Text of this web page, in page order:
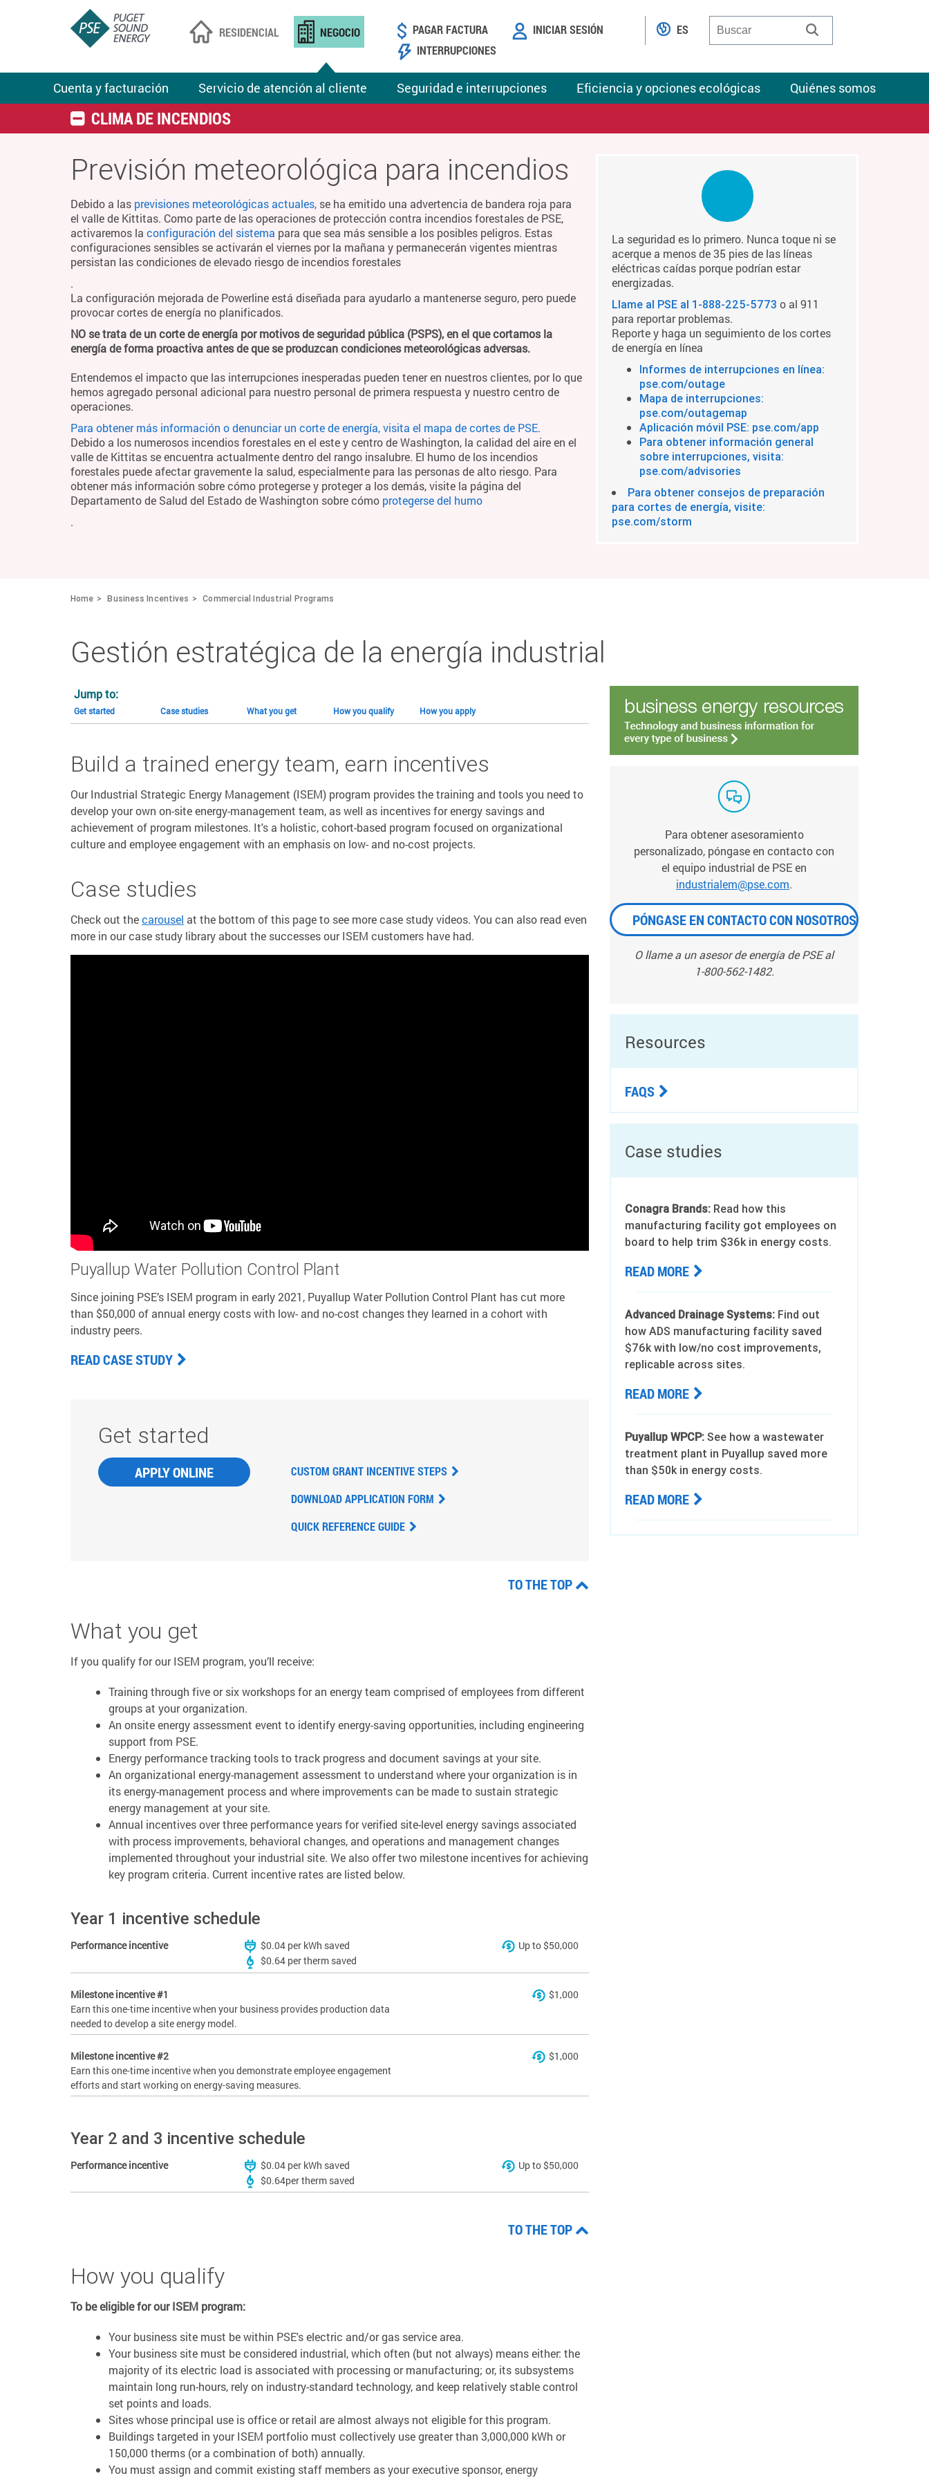
RESIDENCIAL NEGOCIO
Cuenta y facturación Servicio de atención al cliente Seguridad e interrupciones Eficiencia y opciones ecológicas Quiénes somos
PAGAR FACTURA
INICIAR SESIÓN
INTERRUPCIONES
ES
CLIMA DE INCENDIOS
Previsión meteorológica para incendios
Debido a las previsiones meteorológicas actuales, se ha emitido una advertencia de bandera roja para
el valle de Kittitas. Como parte de las operaciones de protección contra incendios forestales de PSE,
activaremos la configuración del sistema para que sea más sensible a los posibles peligros. Estas
configuraciones sensibles se activarán el viernes por la mañana y permanecerán vigentes mientras
persistan las condiciones de elevado riesgo de incendios forestales
.
La configuración mejorada de Powerline está diseñada para ayudarlo a mantenerse seguro, pero puede
provocar cortes de energía no planificados.
NO se trata de un corte de energía por motivos de seguridad pública (PSPS), en el que cortamos la
energía de forma proactiva antes de que se produzcan condiciones meteorológicas adversas.
Entendemos el impacto que las interrupciones inesperadas pueden tener en nuestros clientes, por lo que
hemos agregado personal adicional para nuestro personal de primera respuesta y nuestro centro de
operaciones.
Para obtener más información o denunciar un corte de energía, visita el mapa de cortes de PSE.
Debido a los numerosos incendios forestales en el este y centro de Washington, la calidad del aire en el
valle de Kittitas se encuentra actualmente dentro del rango insalubre. El humo de los incendios
forestales puede afectar gravemente la salud, especialmente para las personas de alto riesgo. Para
obtener más información sobre cómo protegerse y proteger a los demás, visite la página del
Departamento de Salud del Estado de Washington sobre cómo protegerse del humo
.
La seguridad es lo primero. Nunca toque ni se
acerque a menos de 35 pies de las líneas
eléctricas caídas porque podrían estar
energizadas.
Llame al PSE al 1-888-225-5773 o al 911
para reportar problemas.
Reporte y haga un seguimiento de los cortes
de energía en línea
Informes de interrupciones en línea:
pse.com/outage
Mapa de interrupciones:
pse.com/outagemap
Aplicación móvil PSE: pse.com/app
Para obtener información general
sobre interrupciones, visita:
pse.com/advisories
Para obtener consejos de preparación
para cortes de energía, visite:
pse.com/storm
Home Business Incentives Commercial Industrial Programs
Gestión estratégica de la energía industrial
Jump to:
Get started Case studies What you get How you qualify How you apply
Build a trained energy team, earn incentives
Our Industrial Strategic Energy Management (ISEM) program provides the training and tools you need to
develop your own on-site energy-management team, as well as incentives for energy savings and
achievement of program milestones. It's a holistic, cohort-based program focused on organizational
culture and employee engagement with an emphasis on low- and no-cost projects.
Case studies
Check out thecarousel at the bottom of this page to see more case study videos. You can also read even
more in our case study library about the successes our ISEM customers have had.
Puyallup Water Pollution Control Plant
Since joining PSE’s ISEM program in early 2021, Puyallup Water Pollution Control Plant has cut more
than $50,000 of annual energy costs with low- and no-cost changes they learned in a cohort with
industry peers.
READ CASE STUDY
Get started
APPLY ONLINE
CUSTOM GRANT INCENTIVE STEPS
DOWNLOAD APPLICATION FORM
QUICK REFERENCE GUIDE
TO THE TOP
What you get
If you qualify for our ISEM program, you’ll receive:
Training through five or six workshops for an energy team comprised of employees from different
groups at your organization.
An onsite energy assessment event to identify energy-saving opportunities, including engineering
support from PSE.
Energy performance tracking tools to track progress and document savings at your site.
An organizational energy-management assessment to understand where your organization is in
its energy-management process and where improvements can be made to sustain strategic
energy management at your site.
Annual incentives over three performance years for verified site-level energy savings associated
with process improvements, behavioral changes, and operations and management changes
implemented throughout your industrial site. We also offer two milestone incentives for achieving
key program criteria. Current incentive rates are listed below.
Year 1 incentive schedule
Performance incentive
$0.04 per kWh saved
$0.64 per therm saved
Up to $50,000
Milestone incentive #1
Earn this one-time incentive when your business provides production data
needed to develop a site energy model.
$1,000
Milestone incentive #2
Earn this one-time incentive when you demonstrate employee engagement
efforts and start working on energy-saving measures.
$1,000
Year 2 and 3 incentive schedule
Performance incentive
$0.04 per kWh saved
$0.64per therm saved
Up to $50,000
TO THE TOP
How you qualify
To be eligible for our ISEM program:
Your business site must be within PSE's electric and/or gas service area.
Your business site must be considered industrial, which often (but not always) means either: the
majority of its electric load is associated with processing or manufacturing; or, its subsystems
maintain long run-hours, rely on industry-standard technology, and keep relatively stable control
set points and loads.
Sites whose principal use is office or retail are almost always not eligible for this program.
Buildings targeted in your ISEM portfolio must collectively use greater than 3,000,000 kWh or
150,000 therms (or a combination of both) annually.
You must assign and commit existing staff members as your executive sponsor, energy
Para obtener asesoramiento
personalizado, póngase en contacto con
el equipo industrial de PSE en
industrialem@pse.com.
PÓNGASE EN CONTACTO CON NOSOTROS AHORA
O llame a un asesor de energía de PSE al
1-800-562-1482.
Resources
FAQS
Case studies
Conagra Brands: Read how this
manufacturing facility got employees on
board to help trim $36k in energy costs.
READ MORE
Advanced Drainage Systems: Find out
how ADS manufacturing facility saved
$76k with low/no cost improvements,
replicable across sites.
READ MORE
Puyallup WPCP: See how a wastewater
treatment plant in Puyallup saved more
than $50k in energy costs.
READ MORE